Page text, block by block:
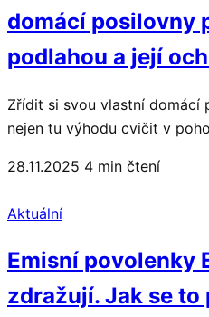
domácí posilovny
podlahou a její
Zřídit si svou vlastní domácí
nejen tu výhodu cvičit v
28.11.2025 4 min čtení
Aktuální
Emisní povolenky
zdražují. Jak se to